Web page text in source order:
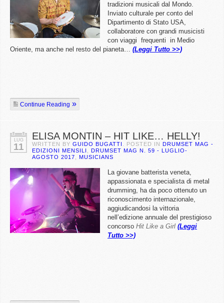
tradizioni musicali dal Mondo.
Inviato culturale per conto del
Dipartimento di Stato USA,
collaboratore con grandi musicisti
con viaggi frequenti in Medio
Oriente, ma anche nel resto del pianeta… (Leggi Tutto >>)
Continue Reading
LUG
11
ELISA MONTIN – HIT LIKE… HELLY!
WRITTEN BY GUIDO BUGATTI . POSTED IN DRUMSET MAG -
EDIZIONI MENSILI
DRUMSET MAG N. 59 - LUGLIO-
AGOSTO 2017
MUSICIANS
La giovane batterista veneta,
appassionata e specialista di metal
drumming, ha da poco ottenuto un
riconoscimento internazionale,
aggiudicandosi la vittoria
nell’edizione annuale del prestigioso
concorso Hit Like a Girl (Leggi
Tutto >>)